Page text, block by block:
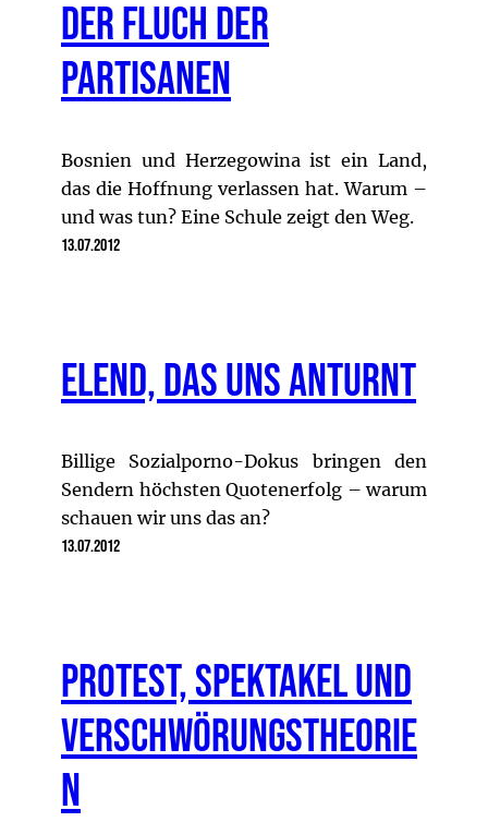
Der Fluch der
Partisanen
Bosnien und Herzegowina ist ein Land,
das die Hoffnung verlassen hat. Warum –
und was tun? Eine Schule zeigt den Weg.
13.07.2012
Elend, das uns anturnt
Billige Sozialporno-Dokus bringen den
Sendern höchsten Quotenerfolg – warum
schauen wir uns das an?
13.07.2012
Protest, Spektakel und
Verschwörungstheorie
n